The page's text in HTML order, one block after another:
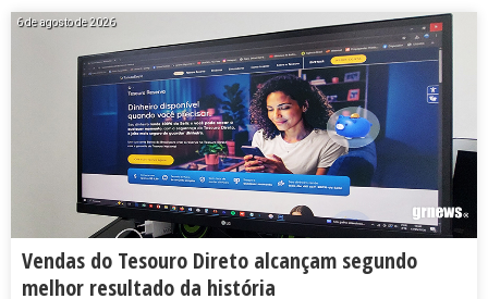
6 de agosto de 2026
Vendas do Tesouro Direto alcançam segundo
melhor resultado da história